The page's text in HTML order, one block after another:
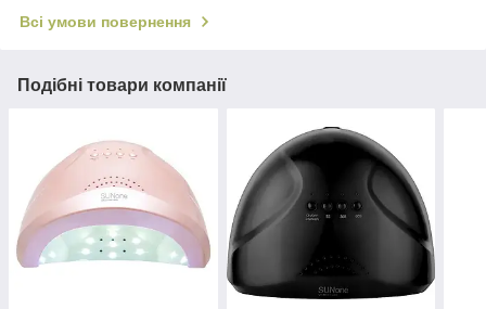
Всі умови повернення
Подібні товари компанії